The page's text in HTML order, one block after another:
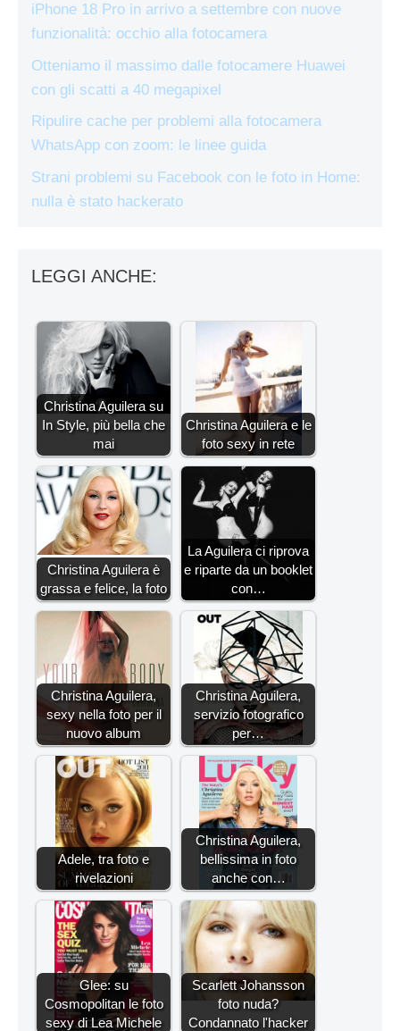
iPhone 18 Pro in arrivo a settembre con nuove
funzionalità: occhio alla fotocamera
Otteniamo il massimo dalle fotocamere Huawei
con gli scatti a 40 megapixel
Ripulire cache per problemi alla fotocamera
WhatsApp con zoom: le linee guida
Strani problemi su Facebook con le foto in Home:
nulla è stato hackerato
LEGGI ANCHE:
Christina Aguilera su
In Style, più bella che
mai
Christina Aguilera e le
foto sexy in rete
Christina Aguilera è
grassa e felice, la foto
La Aguilera ci riprova
e riparte da un booklet
con…
Christina Aguilera,
sexy nella foto per il
nuovo album
Christina Aguilera,
servizio fotografico
per…
Adele, tra foto e
rivelazioni
Christina Aguilera,
bellissima in foto
anche con…
Glee: su
Cosmopolitan le foto
sexy di Lea Michele
Scarlett Johansson
foto nuda?
Condannato l'hacker